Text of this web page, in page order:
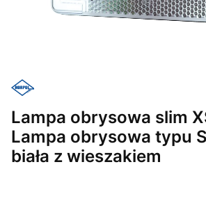
Lampa obrysowa slim
Lampa obrysowa typu
biała z wieszakiem